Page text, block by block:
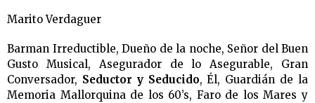
Marito Verdaguer
Barman Irreductible, Dueño de la noche, Señor del Buen
Gusto Musical, Asegurador de lo Asegurable, Gran
Conversador, Seductor y Seducido, Él, Guardián de la
Memoria Mallorquina de los 60’s, Faro de los Mares y